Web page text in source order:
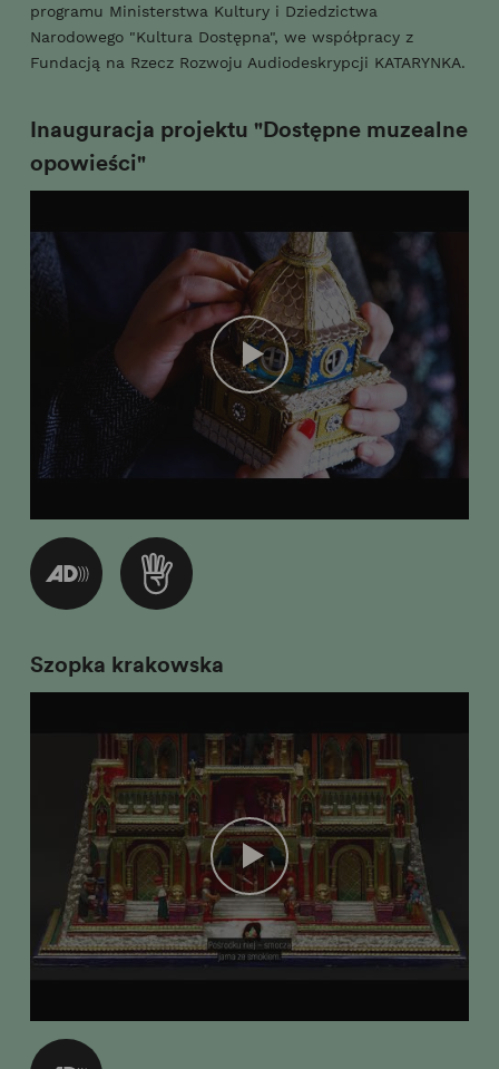
programu Ministerstwa Kultury i Dziedzictwa
Narodowego "Kultura Dostępna", we współpracy z
Fundacją na Rzecz Rozwoju Audiodeskrypcji KATARYNKA.
Inauguracja projektu "Dostępne muzealne
opowieści"
Szopka krakowska